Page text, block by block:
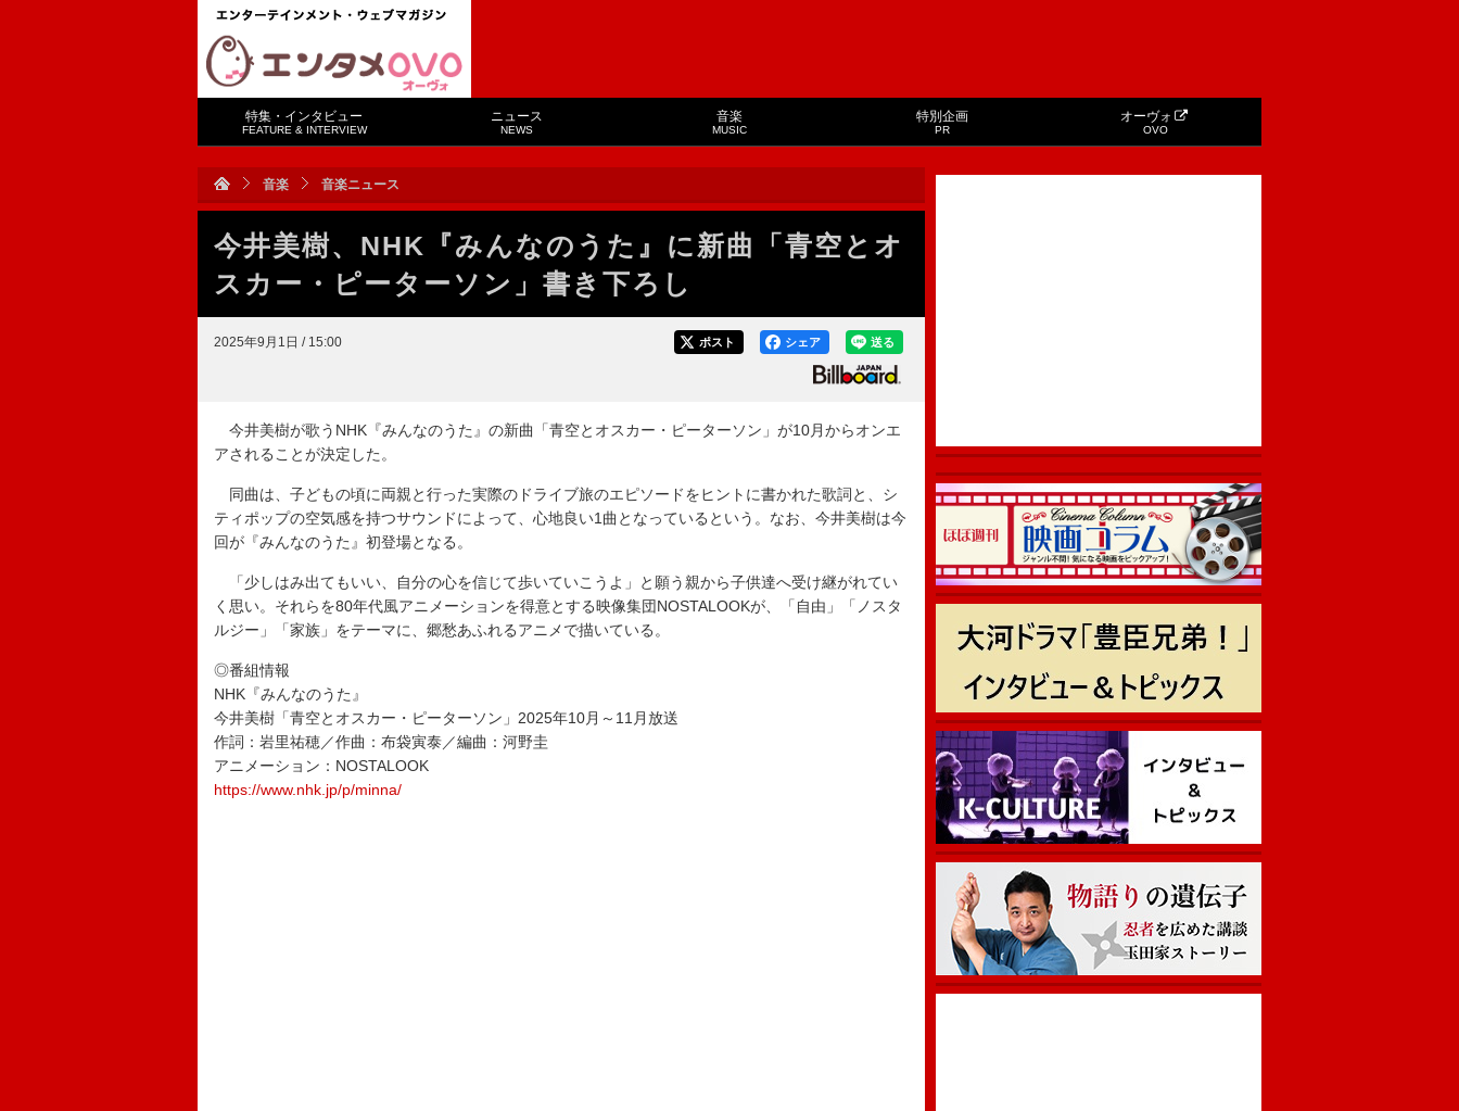
特集・インタビュー
FEATURE & INTERVIEW
ニュース
NEWS
音楽
MUSIC
特別企画
PR
オーヴォ
OVO
音楽 音楽ニュース
今井美樹、NHK『みんなのうた』に新曲「青空とオ
スカー・ピーターソン」書き下ろし
2025年9月1日 / 15:00 送る
シェア
ポスト
今井美樹が歌うNHK『みんなのうた』の新曲「青空とオスカー・ピーターソン」が10月からオンエ
アされることが決定した。
同曲は、子どもの頃に両親と行った実際のドライブ旅のエピソードをヒントに書かれた歌詞と、シ
ティポップの空気感を持つサウンドによって、心地良い1曲となっているという。なお、今井美樹は今
回が『みんなのうた』初登場となる。
「少しはみ出てもいい、自分の心を信じて歩いていこうよ」と願う親から子供達へ受け継がれてい
く思い。それらを80年代風アニメーションを得意とする映像集団NOSTALOOKが、「自由」「ノスタ
ルジー」「家族」をテーマに、郷愁あふれるアニメで描いている。
◎番組情報
NHK『みんなのうた』
今井美樹「青空とオスカー・ピーターソン」2025年10月～11月放送
作詞：岩里祐穂／作曲：布袋寅泰／編曲：河野圭
アニメーション：NOSTALOOK
https://www.nhk.jp/p/minna/